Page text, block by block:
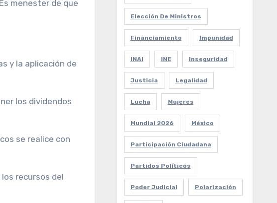
menester de que
y la aplicación de
los dividendos
se realice con
recursos del
Elección De Ministros
Financiamiento Impunidad
INAI INE Inseguridad
Justicia Legalidad
Lucha Mujeres
Mundial 2026 México
Participación Ciudadana
Partidos Políticos
Poder Judicial Polarización